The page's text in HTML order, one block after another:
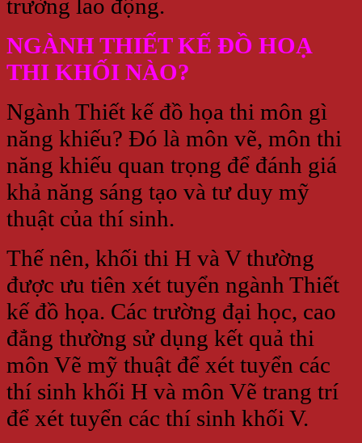
trường lao động.
NGÀNH THIẾT KẾ ĐỒ HOẠ
THI KHỐI NÀO?
Ngành Thiết kế đồ họa thi môn gì
năng khiếu? Đó là môn vẽ, môn thi
năng khiếu quan trọng để đánh giá
khả năng sáng tạo và tư duy mỹ
thuật của thí sinh.
Thế nên, khối thi H và V thường
được ưu tiên xét tuyển ngành Thiết
kế đồ họa. Các trường đại học, cao
đẳng thường sử dụng kết quả thi
môn Vẽ mỹ thuật để xét tuyển các
thí sinh khối H và môn Vẽ trang trí
để xét tuyển các thí sinh khối V.